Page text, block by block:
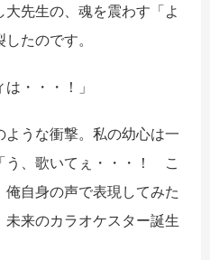
先生の、魂を震わす「よ
たのです。
は・・・ ！」
うな衝撃。私の幼心は一
、歌いてぇ・・・
！ こ
自身の声で表現してみた
来のカラオケスター誕生